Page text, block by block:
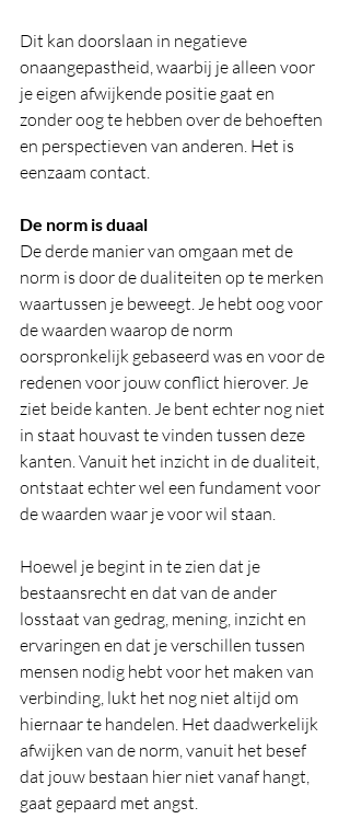
Dit kan doorslaan in negatieve
onaangepastheid, waarbij je alleen voor
je eigen afwijkende positie gaat en
zonder oog te hebben over de behoeften
en perspectieven van anderen. Het is
eenzaam contact.
De norm is duaal
De derde manier van omgaan met de
norm is door de dualiteiten op te merken
waartussen je beweegt. Je hebt oog voor
de waarden waarop de norm
oorspronkelijk gebaseerd was en voor de
redenen voor jouw conflict hierover. Je
ziet beide kanten. Je bent echter nog niet
in staat houvast te vinden tussen deze
kanten. Vanuit het inzicht in de dualiteit,
ontstaat echter wel een fundament voor
de waarden waar je voor wil staan.
Hoewel je begint in te zien dat je
bestaansrecht en dat van de ander
losstaat van gedrag, mening, inzicht en
ervaringen en dat je verschillen tussen
mensen nodig hebt voor het maken van
verbinding, lukt het nog niet altijd om
hiernaar te handelen. Het daadwerkelijk
afwijken van de norm, vanuit het besef
dat jouw bestaan hier niet vanaf hangt,
gaat gepaard met angst.